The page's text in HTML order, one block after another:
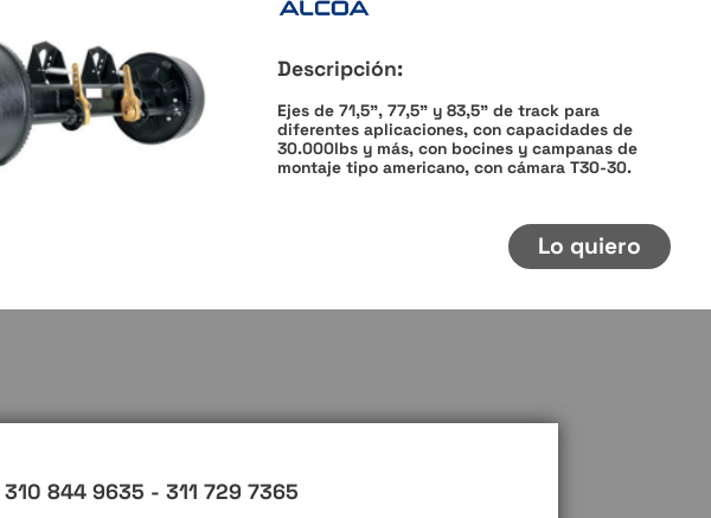
Descripción:
Ejes de 71,5”, 77,5” y 83,5” de track para
diferentes aplicaciones, con capacidades de
30.000lbs y más, con bocines y campanas de
montaje tipo americano, con cámara T30-30.
Lo quiero
310 844 9635 - 311 729 7365